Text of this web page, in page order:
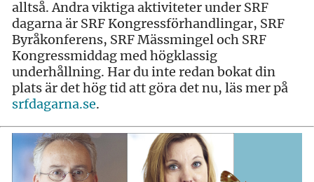
alltså. Andra viktiga aktiviteter under SRF
dagarna är SRF Kongressförhandlingar, SRF
Byråkonferens, SRF Mässmingel och SRF
Kongressmiddag med högklassig
underhållning. Har du inte redan bokat din
plats är det hög tid att göra det nu, läs mer på
srfdagarna.se.